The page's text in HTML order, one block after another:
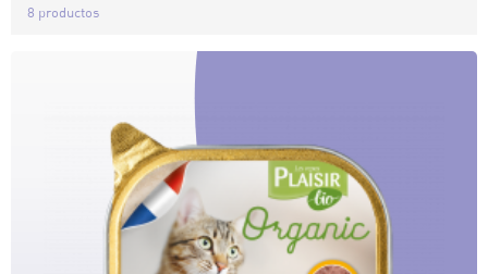
8 productos